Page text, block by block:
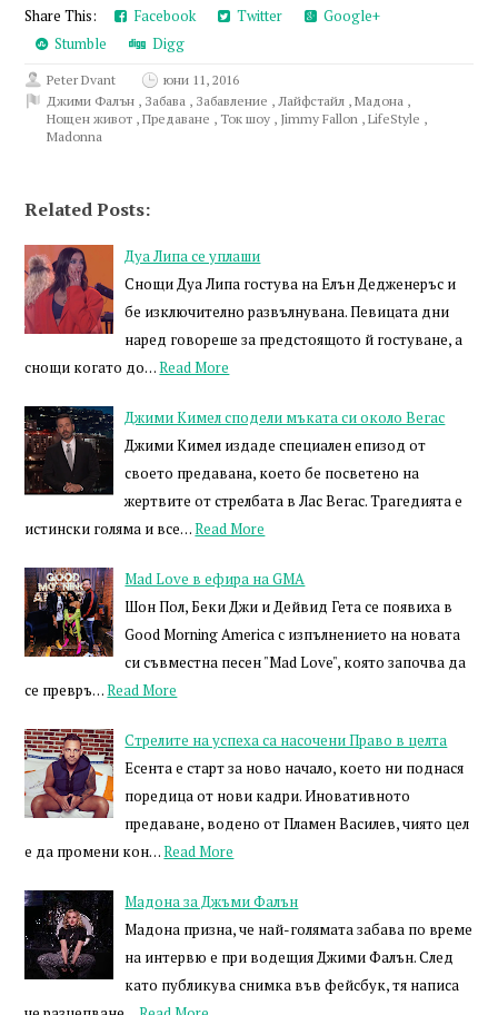
Share This: Facebook Twitter
Google+
Stumble
Digg
Peter Dvant
юни 11, 2016
Джими Фалън , Забава , Забавление ,Лайфстайл ,Мадона ,
Нощен живот ,Предаване ,Ток шоу , Jimmy Fallon ,LifeStyle ,
Madonna
Related Posts:
Дуа Липа се уплаши
Снощи Дуа Липа гостува на Елън Дедженеръс и
бе изключително развълнувана. Певицата дни
наред говореше за предстоящото й гостуване, а
снощи когато до…Read More
Джими Кимел сподели мъката си около Вегас
Джими Кимел издаде специален епизод от
своето предавана, което бе посветено на
жертвите от стрелбата в Лас Вегас. Трагедията е
истински голяма и все…Read More
Mad Love в ефира на GMA
Шон Пол, Беки Джи и Дейвид Гета се появиха в
Good Morning America с изпълнението на новата
си съвместна песен "Mad Love", която започва да
се превръ…Read More
Стрелите на успеха са насочени Право в целта
Есента е старт за ново начало, което ни поднася
поредица от нови кадри. Иновативното
предаване, водено от Пламен Василев, чиято цел
е да промени кон…Read More
Мадона за Джъми Фалън
Мадона призна, че най-голямата забава по време
на интервю е при водещия Джими Фалън. След
като публикува снимка във фейсбук, тя написа